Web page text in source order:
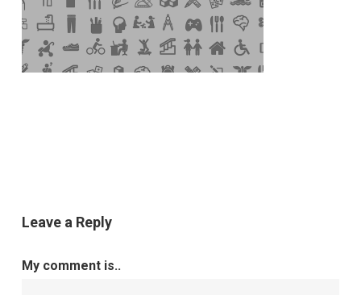
Leave a Reply
My comment is..